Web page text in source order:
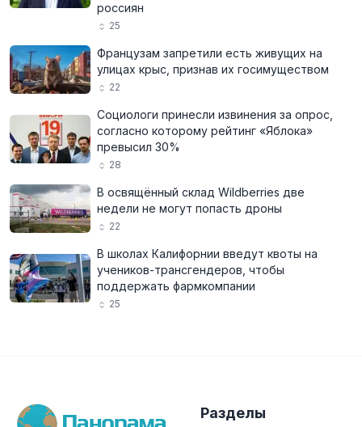
россиян
25
Французам запретили есть живущих на
улицах крыс, признав их госимуществом
22
Социологи принесли извинения за опрос,
согласно которому рейтинг «Яблока»
превысил 30%
28
В освящённый склад Wildberries две
недели не могут попасть дроны
22
В школах Калифорнии введут квоты на
учеников-трансгендеров, чтобы
поддержать фармкомпании
25
Разделы